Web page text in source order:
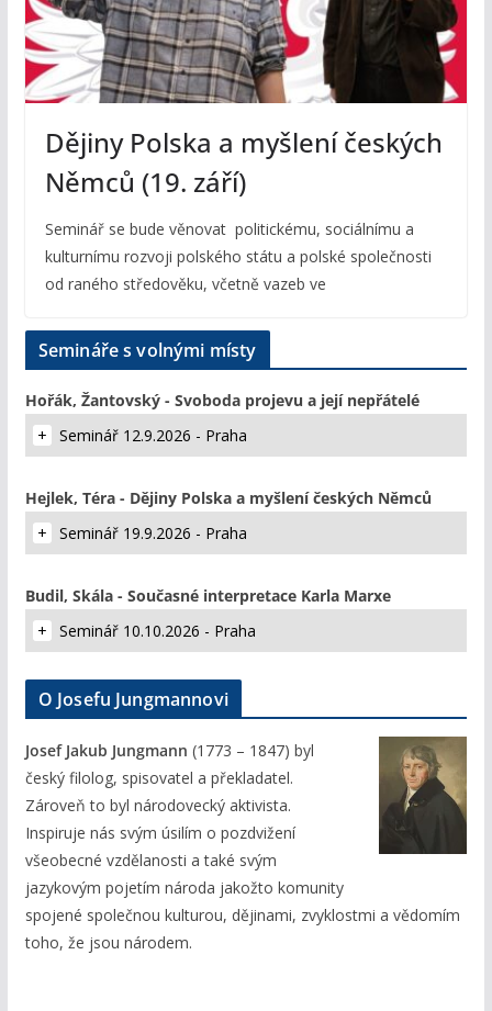
Dějiny Polska a myšlení českých
Němců (19. září)
Seminář se bude věnovat politickému, sociálnímu a
kulturnímu rozvoji polského státu a polské společnosti
od raného středověku, včetně vazeb ve
Semináře s volnými místy
Hořák, Žantovský - Svoboda projevu a její nepřátelé
Seminář 12.9.2026 - Praha
Hejlek, Téra - Dějiny Polska a myšlení českých Němců
Seminář 19.9.2026 - Praha
Budil, Skála - Současné interpretace Karla Marxe
Seminář 10.10.2026 - Praha
O Josefu Jungmannovi
Josef Jakub Jungmann (1773 – 1847) byl
český filolog, spisovatel a překladatel.
Zároveň to byl národovecký aktivista.
Inspiruje nás svým úsilím o pozdvižení
všeobecné vzdělanosti a také svým
jazykovým pojetím národa jakožto komunity
spojené společnou kulturou, dějinami, zvyklostmi a vědomím
toho, že jsou národem.